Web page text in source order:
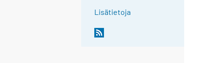
Lisätietoja